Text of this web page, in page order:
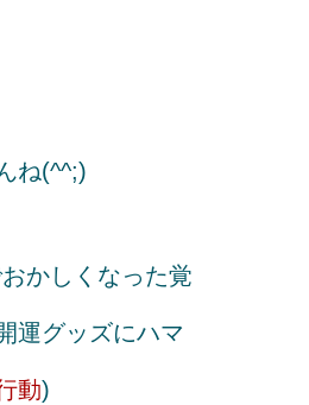
ね(^^;)
かしくなった覚
運グッズにハマ
動)